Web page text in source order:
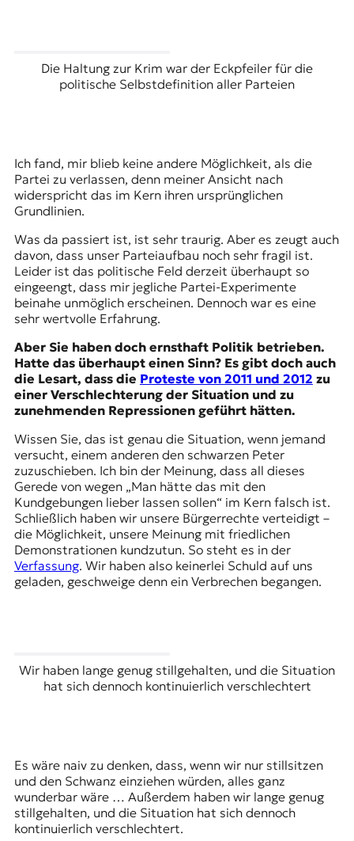
Die Haltung zur Krim war der Eckpfeiler für die
politische Selbstdefinition aller Parteien
Ich fand, mir blieb keine andere Möglichkeit, als die
Partei zu verlassen, denn meiner Ansicht nach
widerspricht das im Kern ihren ursprünglichen
Grundlinien.
Was da passiert ist, ist sehr traurig. Aber es zeugt auch
davon, dass unser Parteiaufbau noch sehr fragil ist.
Leider ist das politische Feld derzeit überhaupt so
eingeengt, dass mir jegliche Partei-Experimente
beinahe unmöglich erscheinen. Dennoch war es eine
sehr wertvolle Erfahrung.
Aber Sie haben doch ernsthaft Politik betrieben.
Hatte das überhaupt einen Sinn? Es gibt doch auch
die Lesart, dass die Proteste von 2011 und 2012 zu
einer Verschlechterung der Situation und zu
zunehmenden Repressionen geführt hätten.
Wissen Sie, das ist genau die Situation, wenn jemand
versucht, einem anderen den schwarzen Peter
zuzuschieben. Ich bin der Meinung, dass all dieses
Gerede von wegen „Man hätte das mit den
Kundgebungen lieber lassen sollen“ im Kern falsch ist.
Schließlich haben wir unsere Bürgerrechte verteidigt –
die Möglichkeit, unsere Meinung mit friedlichen
Demonstrationen kundzutun. So steht es in der
Verfassung. Wir haben also keinerlei Schuld auf uns
geladen, geschweige denn ein Verbrechen begangen.
Wir haben lange genug stillgehalten, und die Situation
hat sich dennoch kontinuierlich verschlechtert
Es wäre naiv zu denken, dass, wenn wir nur stillsitzen
und den Schwanz einziehen würden, alles ganz
wunderbar wäre … Außerdem haben wir lange genug
stillgehalten, und die Situation hat sich dennoch
kontinuierlich verschlechtert.